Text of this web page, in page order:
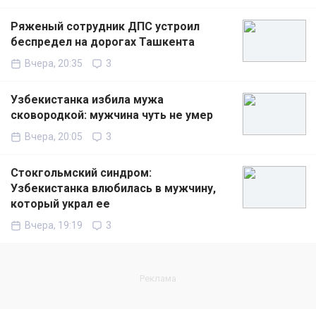
Ряженый сотрудник ДПС устроил
беспредел на дорогах Ташкента
Вчера, 20:35 3
Узбекистанка избила мужа
сковородкой: мужчина чуть не умер
Вчера, 20:05 3
Стокгольмский синдром:
Узбекистанка влюбилась в мужчину,
который украл ее
Вчера, 19:19 3